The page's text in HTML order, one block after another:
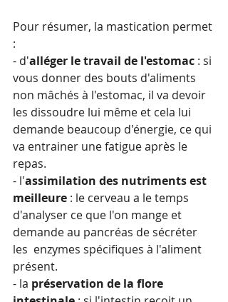
Pour résumer, la mastication permet
:
- d'alléger le travail de l'estomac : si
vous donner des bouts d'aliments
non mâchés à l'estomac, il va devoir
les dissoudre lui même et cela lui
demande beaucoup d'énergie, ce qui
va entrainer une fatigue après le
repas.
- l'assimilation des nutriments est
meilleure : le cerveau a le temps
d'analyser ce que l'on mange et
demande au pancréas de sécréter
les  enzymes spécifiques à l'aliment
présent.
- la préservation de la flore